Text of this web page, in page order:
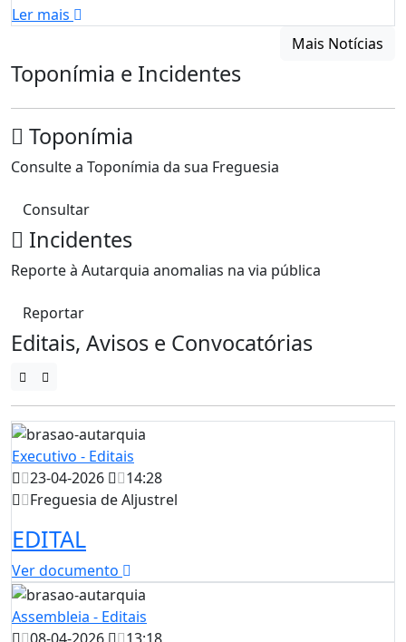
Ler mais
Mais Notícias
Toponímia e Incidentes
Toponímia
Consulte a Toponímia da sua Freguesia
Consultar
Incidentes
Reporte à Autarquia anomalias na via pública
Reportar
Editais, Avisos e Convocatórias
Executivo - Editais
23-04-2026
14:28
Freguesia de Aljustrel
EDITAL
Ver documento
Assembleia - Editais